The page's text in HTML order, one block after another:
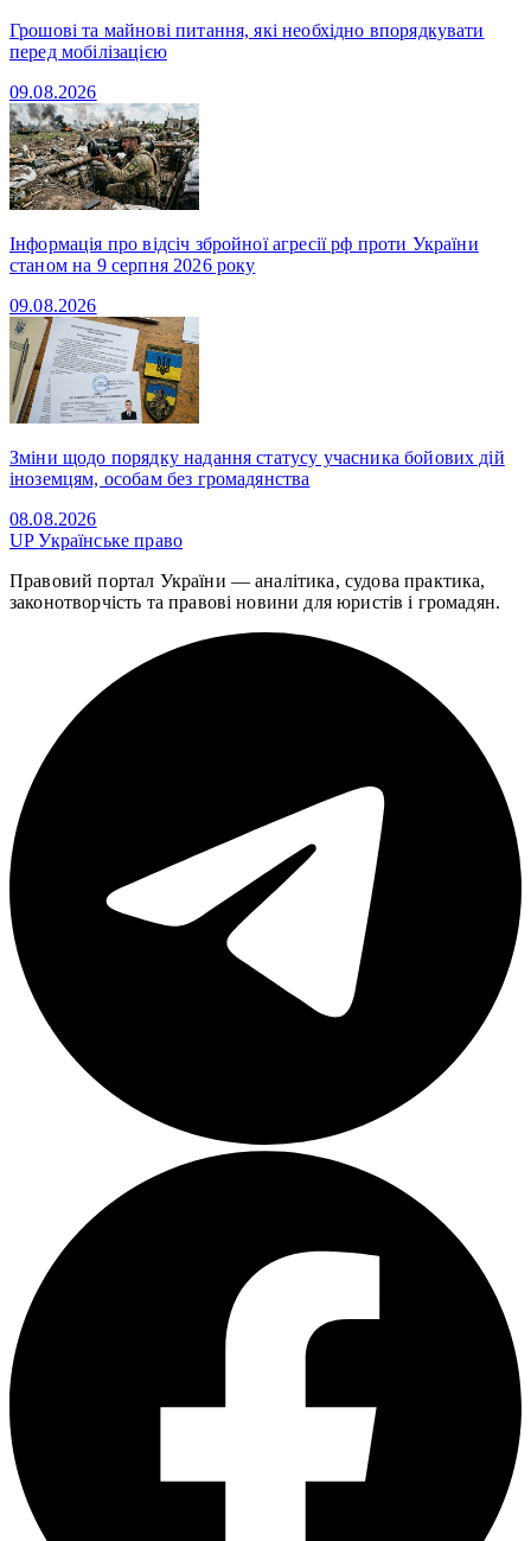
Грошові та майнові питання, які необхідно впорядкувати
перед мобілізацією
09.08.2026
Інформація про відсіч збройної агресії рф проти України
станом на 9 серпня 2026 року
09.08.2026
Зміни щодо порядку надання статусу учасника бойових дій
іноземцям, особам без громадянства
08.08.2026
UPУкраїнське право
Правовий портал України — аналітика, судова практика,
законотворчість та правові новини для юристів і громадян.